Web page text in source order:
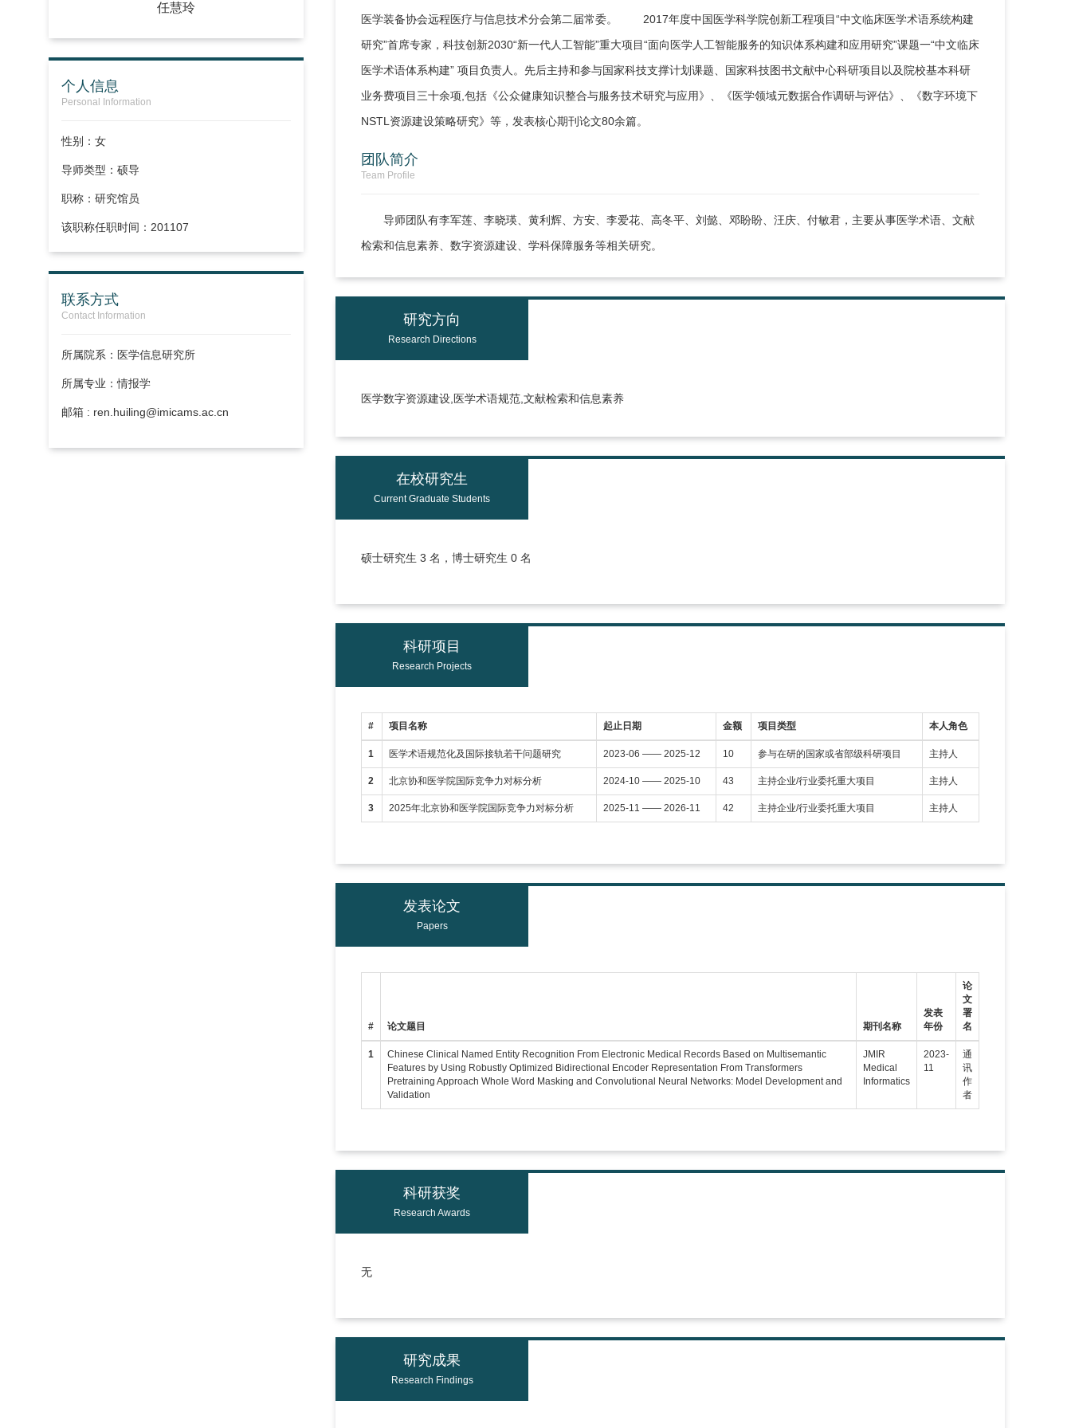
任慧玲
个人信息
Personal Information
性别：女
导师类型：硕导
职称：研究馆员
该职称任职时间：201107
联系方式
Contact Information
所属院系：医学信息研究所
所属专业：情报学
邮箱 : ren.huiling@imicams.ac.cn
医学装备协会远程医疗与信息技术分会第二届常委。 2017年度中国医学科学院创新工程项目“中文临床医学术语系统构建
研究”首席专家，科技创新2030“新一代人工智能”重大项目“面向医学人工智能服务的知识体系构建和应用研究”课题一“中文临床
医学术语体系构建” 项目负责人。先后主持和参与国家科技支撑计划课题、国家科技图书文献中心科研项目以及院校基本科研
业务费项目三十余项,包括《公众健康知识整合与服务技术研究与应用》、《医学领域元数据合作调研与评估》、《数字环境下
NSTL资源建设策略研究》等，发表核心期刊论文80余篇。
团队简介
Team Profile
导师团队有李军莲、李晓瑛、黄利辉、方安、李爱花、高冬平、刘懿、邓盼盼、汪庆、付敏君，主要从事医学术语、文献
检索和信息素养、数字资源建设、学科保障服务等相关研究。
研究方向
Research Directions
医学数字资源建设,医学术语规范,文献检索和信息素养
在校研究生
Current Graduate Students
硕士研究生 3 名，博士研究生 0 名
科研项目
Research Projects
# 项目名称 起止日期 金额 项目类型 本人角色
1 医学术语规范化及国际接轨若干问题研究 2023-06 —— 2025-12 10 参与在研的国家或省部级科研项目 主持人
2 北京协和医学院国际竞争力对标分析 2024-10 —— 2025-10 43 主持企业/行业委托重大项目 主持人
3 2025年北京协和医学院国际竞争力对标分析 2025-11 —— 2026-11 42 主持企业/行业委托重大项目 主持人
发表论文
Papers
# 论文题目 期刊名称
发表
年份
论
文
署
名
1
Chinese Clinical Named Entity Recognition From Electronic Medical Records Based on Multisemantic
Features by Using Robustly Optimized Bidirectional Encoder Representation From Transformers
Pretraining Approach Whole Word Masking and Convolutional Neural Networks: Model Development and
Validation
JMIR
Medical
Informatics
2023-
11
通
讯
作
者
科研获奖
Research Awards
无
研究成果
Research Findings